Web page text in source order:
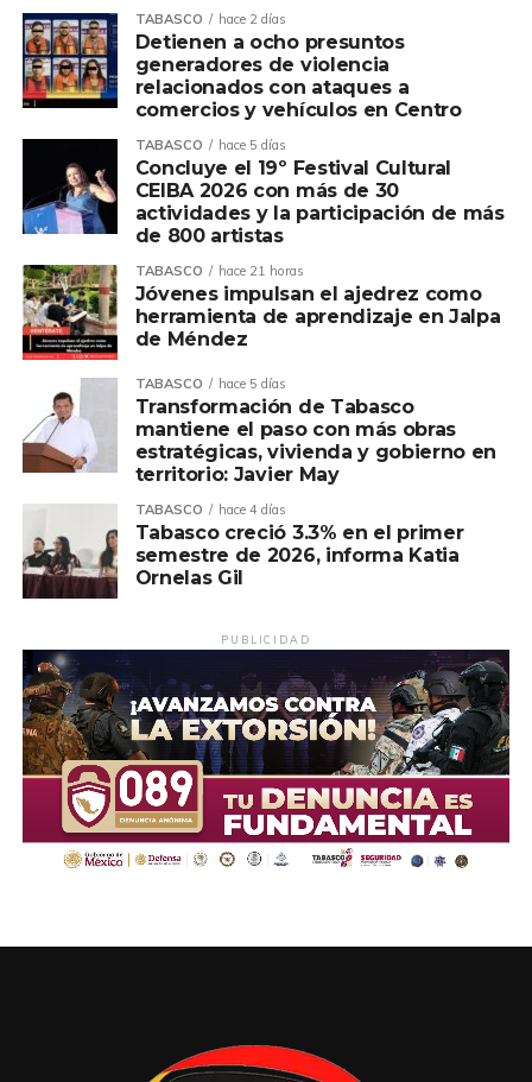
TABASCO hace 2 días
Detienen a ocho presuntos
generadores de violencia
relacionados con ataques a
comercios y vehículos en Centro
TABASCO hace 5 días
Concluye el 19º Festival Cultural
CEIBA 2026 con más de 30
actividades y la participación de más
de 800 artistas
TABASCO hace 21 horas
Jóvenes impulsan el ajedrez como
herramienta de aprendizaje en Jalpa
de Méndez
TABASCO hace 5 días
Transformación de Tabasco
mantiene el paso con más obras
estratégicas, vivienda y gobierno en
territorio: Javier May
TABASCO hace 4 días
Tabasco creció 3.3% en el primer
semestre de 2026, informa Katia
Ornelas Gil
PUBLICIDAD